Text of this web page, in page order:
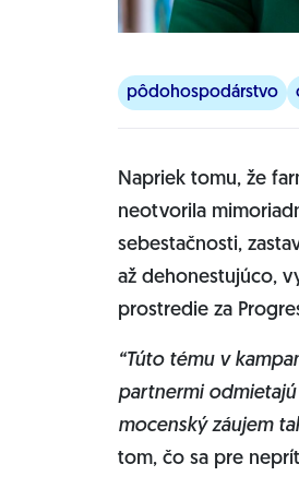
pôdohospodárstvo
Napriek tomu, že
neotvorila
sebestačnosti,
až dehonestujúco,
prostredie za
“Túto tému v
partnermi
mocenský záujem
tom, čo sa pre